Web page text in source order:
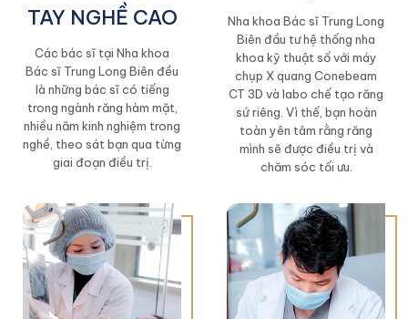
TAY NGHỀ CAO
Các bác sĩ tại Nha khoa
Bác sĩ Trung Long Biên đều
là những bác sĩ có tiếng
trong ngành răng hàm mặt,
nhiều năm kinh nghiệm trong
nghề, theo sát bạn qua từng
giai đoạn điều trị.
Nha khoa Bác sĩ Trung Long
Biên đầu tư hệ thống nha
khoa kỹ thuật số với máy
chụp X quang Conebeam
CT 3D và labo chế tạo răng
sứ riêng. Vì thế, bạn hoàn
toàn yên tâm rằng răng
mình sẽ được điều trị và
chăm sóc tối ưu.